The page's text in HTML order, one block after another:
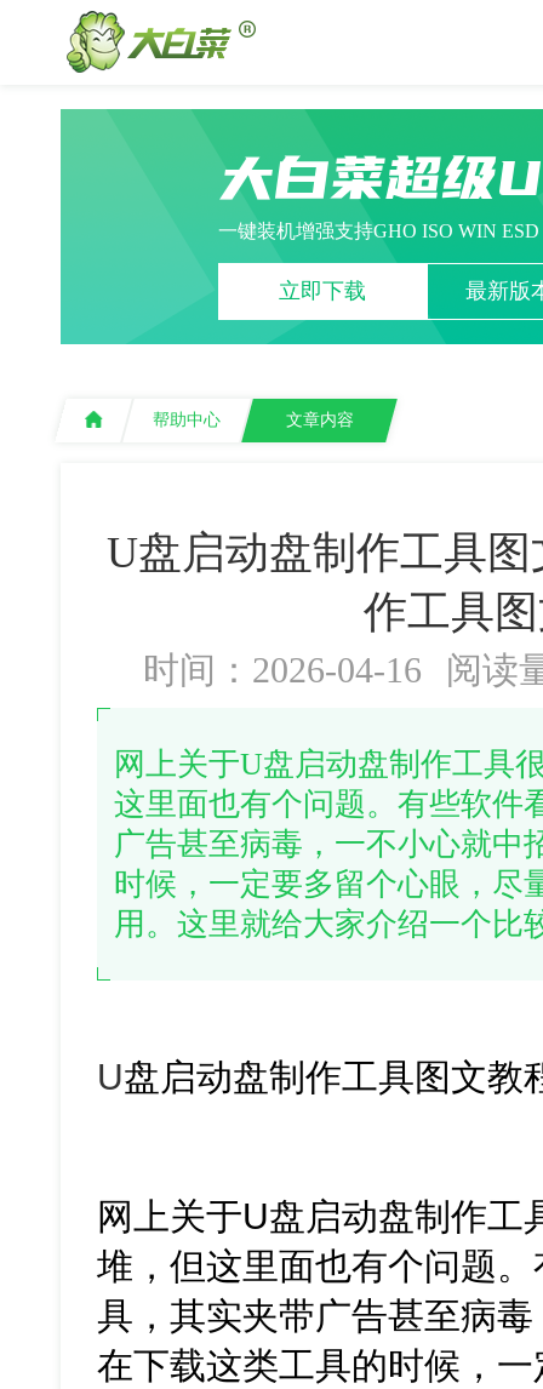
大白菜超级
一键装机增强支持GHO ISO WIN
立即下载 最新版
帮助中心 文章内容
U盘启动盘制作工具
作工具
时间：2026-04-16 阅读
网上关于U盘启动盘制作工具
这里面也有个问题。有些软件
广告甚至病毒，一不小心就中
时候，一定要多留个心眼，尽
用。这里就给大家介绍一个比
U盘启动盘制作工具图文教
网上关于U盘启动盘制作工
堆，但这里面也有个问题
具，其实夹带广告甚至病
在下载这类工具的时候，